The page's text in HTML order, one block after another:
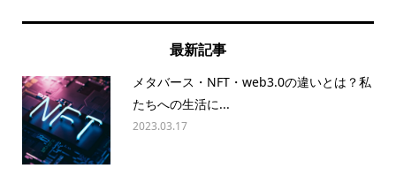
最新記事
メタバース・NFT・web3.0の違いとは？私
たちへの生活に...
2023.03.17